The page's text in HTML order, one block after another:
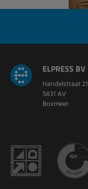
ELPRESS BV
Handelstraat 21
5831 AV
Boxmeer